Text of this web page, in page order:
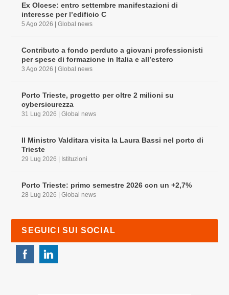
Ex Olcese: entro settembre manifestazioni di
interesse per l’edificio C
5 Ago 2026 |Global news
Contributo a fondo perduto a giovani professionisti
per spese di formazione in Italia e all’estero
3 Ago 2026 |Global news
Porto Trieste, progetto per oltre 2 milioni su
cybersicurezza
31 Lug 2026 |Global news
Il Ministro Valditara visita la Laura Bassi nel porto di
Trieste
29 Lug 2026 Istituzioni
Porto Trieste: primo semestre 2026 con un +2,7%
28 Lug 2026 |Global news
SEGUICI SUI SOCIAL